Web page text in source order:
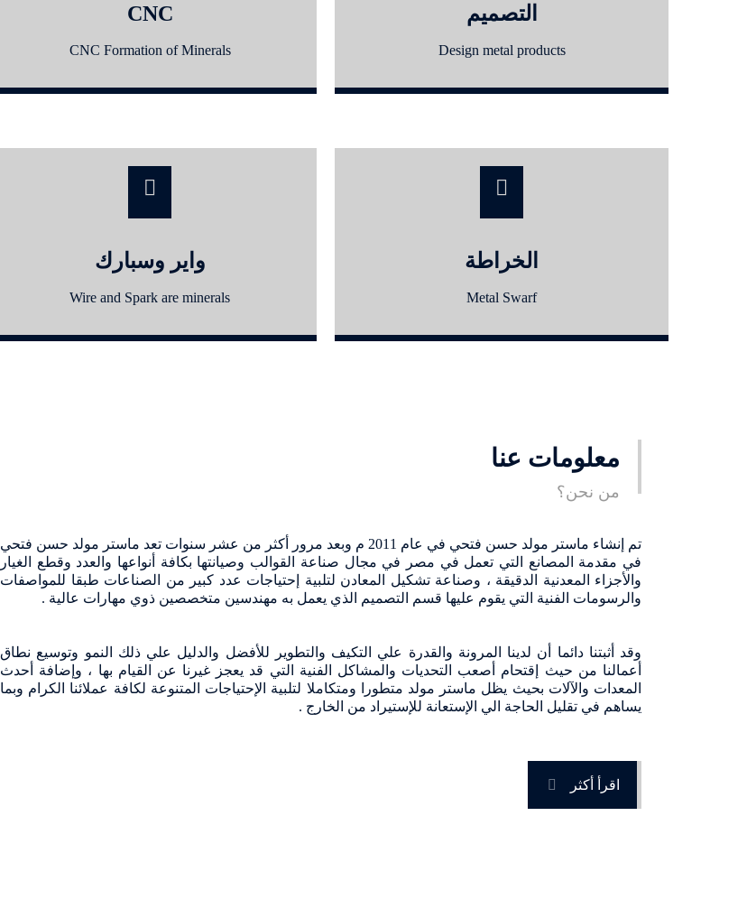
التصميم
Design metal products
CNC
CNC Formation of Minerals
الخراطة
Metal Swarf
واير وسبارك
Wire and Spark are minerals
معلومات عنا
من نحن؟
تم إنشاء ماستر مولد حسن فتحي في عام 2011 م وبعد مرور أكثر من عشر سنوات تعد ماستر مولد حسن فتحي
في مقدمة المصانع التي تعمل في مصر في مجال صناعة القوالب وصيانتها بكافة أنواعها والعدد وقطع الغيار
والأجزاء المعدنية الدقيقة ، وصناعة تشكيل المعادن لتلبية إحتياجات عدد كبير من الصناعات طبقا للمواصفات
والرسومات الفنية التي يقوم عليها قسم التصميم الذي يعمل به مهندسين متخصصين ذوي مهارات عالية .
وقد أثبتنا دائما أن لدينا المرونة والقدرة علي التكيف والتطوير للأفضل والدليل علي ذلك النمو وتوسيع نطاق
أعمالنا من حيث إقتحام أصعب التحديات والمشاكل الفنية التي قد يعجز غيرنا عن القيام بها ، وإضافة أحدث
المعدات والآلات بحيث يظل ماستر مولد متطورا ومتكاملا لتلبية الإحتياجات المتنوعة لكافة عملائنا الكرام وبما
يساهم في تقليل الحاجة الي الإستعانة للإستيراد من الخارج .
اقرأ أكثر